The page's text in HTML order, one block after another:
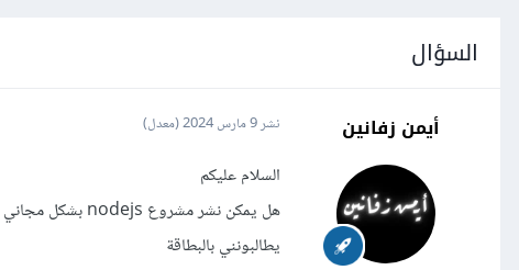
السؤال
أيمن زفانين نشر9 مارس 2024 (معدل)
السلام عليكم
هل يمكن نشر مشروع nodejs بشكل مجاني على heroku ؟
يطالبونني بالبطاقة